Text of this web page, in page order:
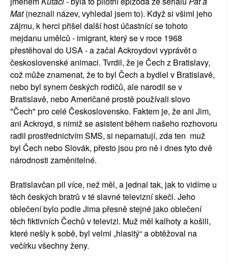
Mat(neznali název, vyhledal jsem to). Když si všiml jeho
zájmu, k herci přišel další host účastnící se tohoto
mejdanu umělců - imigrant, který se v roce 1968
přestěhoval do USA - a začal Ackroydovi vyprávět o
československé animaci. Tvrdil, že je Čech z Bratislavy,
což může znamenat, že to byl Čech a bydlel v Bratislavě,
nebo byl synem českých rodičů, ale narodil se v
Bratislavě, nebo Američané prostě používali slovo
"Čech" pro celé Československo. Faktem je, že ani Jim,
ani Ackroyd, s nimiž se asistent během našeho rozhovoru
radil prostřednictvím SMS, si nepamatují, zda ten muž
byl Čech nebo Slovák, přesto jsou pro ně i dnes tyto dvě
národnosti zaměnitelné.
Bratislavčan pil více, než měl, a jednal tak, jak to vidíme u
těch českých bratrů v té slavné televizní skeči. Jeho
oblečení bylo podle Jima přesně stejné jako oblečení
těch fiktivních Čechů v televizi. Muž měl kalhoty a košili,
které nešly k sobě, byl velmi „hlasitý“ a obtěžoval na
večírku všechny ženy.